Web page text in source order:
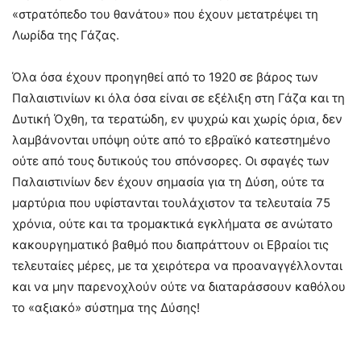
«στρατόπεδο του θανάτου» που έχουν μετατρέψει τη
Λωρίδα της Γάζας.
Όλα όσα έχουν προηγηθεί από το 1920 σε βάρος των
Παλαιστινίων κι όλα όσα είναι σε εξέλιξη στη Γάζα και τη
Δυτική Όχθη, τα τερατώδη, εν ψυχρώ και χωρίς όρια, δεν
λαμβάνονται υπόψη ούτε από το εβραϊκό κατεστημένο
ούτε από τους δυτικούς του σπόνσορες. Οι σφαγές των
Παλαιστινίων δεν έχουν σημασία για τη Δύση, ούτε τα
μαρτύρια που υφίστανται τουλάχιστον τα τελευταία 75
χρόνια, ούτε και τα τρομακτικά εγκλήματα σε ανώτατο
κακουργηματικό βαθμό που διαπράττουν οι Εβραίοι τις
τελευταίες μέρες, με τα χειρότερα να προαναγγέλλονται
και να μην παρενοχλούν ούτε να διαταράσσουν καθόλου
το «αξιακό» σύστημα της Δύσης!